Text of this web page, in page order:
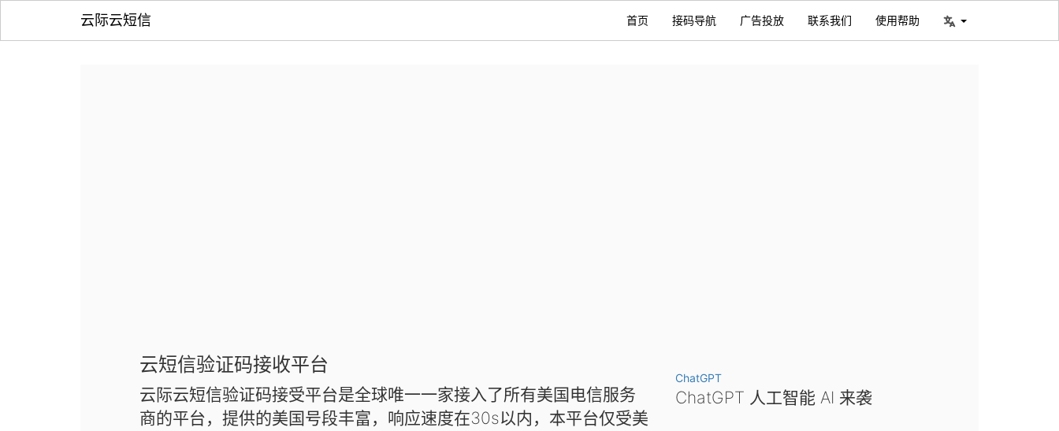
云际云短信 首页 接码导航 广告投放 联系我们 使用帮助
云短信验证码接收平台
云际云短信验证码接受平台是全球唯一一家接入了所有美国电信服务
商的平台，提供的美国号段丰富，响应速度在30s以内，本平台仅受美
ChatGPT
ChatGPT 人工智能 AI 来袭